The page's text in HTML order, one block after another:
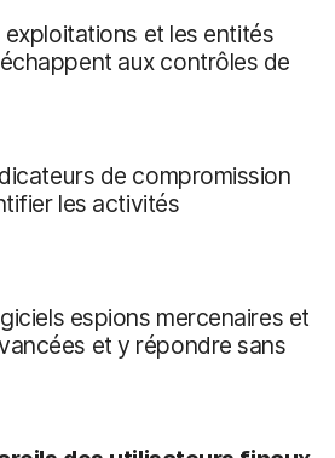
et les entités
aux contrôles de
de compromission
les activités
espions mercenaires et
et y répondre sans